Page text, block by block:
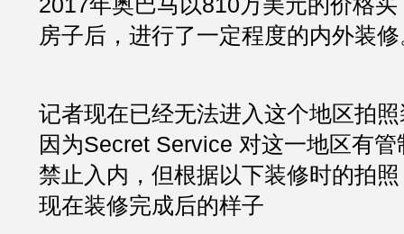
房子后，进行了一定程度的内外装
记者现在已经无法进入这个地区拍
因为Secret Service 对这一地区有
禁止入内，但根据以下装修时的拍
现在装修完成后的样子